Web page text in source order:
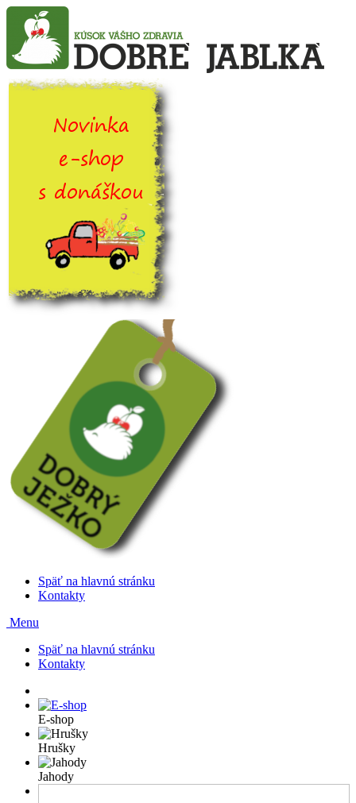
Späť na hlavnú stránku
Kontakty
Menu
Späť na hlavnú stránku
Kontakty
E-shop
Hrušky
Jahody